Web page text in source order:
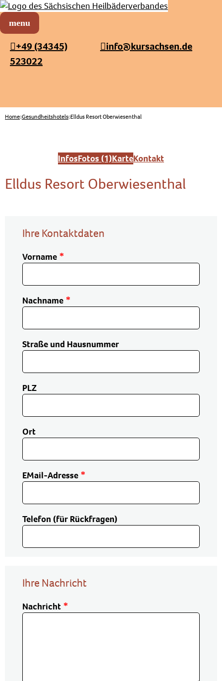
Sächsischer Heilbäderverband
+49 (34345)
523022
info@kursachsen.de
Home Gesundheitshotels Elldus Resort Oberwiesenthal
InfosFotos (1)KarteKontakt
Elldus Resort Oberwiesenthal
Ihre Kontaktdaten
Vorname
Nachname
Straße und Hausnummer
PLZ
Ort
EMail-Adresse
Telefon (für Rückfragen)
Ihre Nachricht
Nachricht